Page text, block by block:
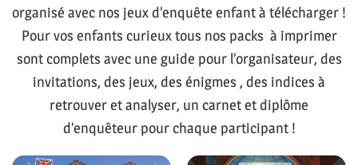
organisé avec nos jeux d’enquête enfant à télécharger !
Pour vos enfants curieux tous nos packs à imprimer
sont complets avec une guide pour l’organisateur, des
invitations, des jeux, des énigmes , des indices à
retrouver et analyser, un carnet et diplôme
d’enquêteur pour chaque participant !